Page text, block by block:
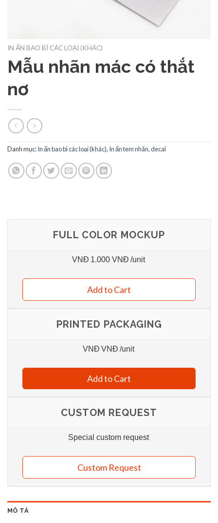
IN ẤN BAO BÌ CÁC LOẠI (KHÁC)
Mẫu nhãn mác có thắt
nơ
Danh mục:In ấn bao bì các loại (khác), In ấn tem nhãn, decal
FULL COLOR MOCKUP
VNĐ 1.000 VNĐ /unit
Add to Cart
PRINTED PACKAGING
VNĐ VNĐ /unit
Add to Cart
CUSTOM REQUEST
Special custom request
Custom Request
MÔ TẢ